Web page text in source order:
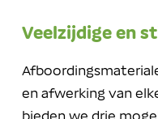
Veelzijdige en
en afwerking van
bieden we drie